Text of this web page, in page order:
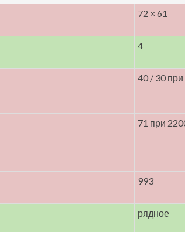
72 × 61
4
40 / 30
71 при
993
рядное